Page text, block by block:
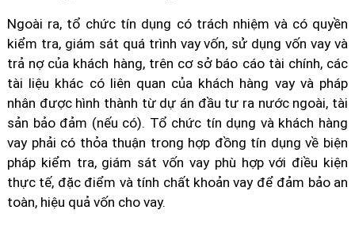
Ngoài ra, tổ chức tín dụng có trách nhiệm và có quyền
kiểm tra, giám sát quá trình vay vốn, sử dụng vốn vay và
trả nợ của khách hàng, trên cơ sở báo cáo tài chính, các
tài liệu khác có liên quan của khách hàng vay và pháp
nhân được hình thành từ dự án đầu tư ra nước ngoài, tài
sản bảo đảm (nếu có). Tổ chức tín dụng và khách hàng
vay phải có thỏa thuận trong hợp đồng tín dụng về biện
pháp kiểm tra, giám sát vốn vay phù hợp với điều kiện
thực tế, đặc điểm và tính chất khoản vay để đảm bảo an
toàn, hiệu quả vốn cho vay.